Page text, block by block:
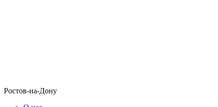
Ростов-на-Дону